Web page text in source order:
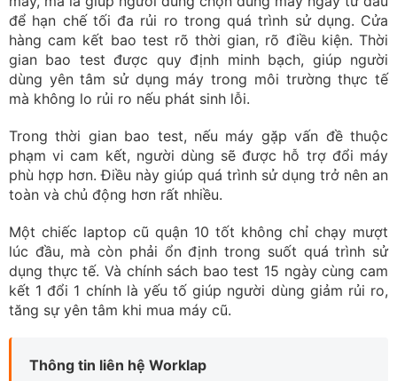
Trong thời gian bao test, nếu máy gặp vấn đề thuộc
phạm vi cam kết, người dùng sẽ được hỗ trợ đổi máy
phù hợp hơn. Điều này giúp quá trình sử dụng trở nên an
toàn và chủ động hơn rất nhiều.
Một chiếc laptop cũ quận 10 tốt không chỉ chạy mượt
lúc đầu, mà còn phải ổn định trong suốt quá trình sử
dụng thực tế. Và chính sách bao test 15 ngày cùng cam
kết 1 đổi 1 chính là yếu tố giúp người dùng giảm rủi ro,
tăng sự yên tâm khi mua máy cũ.
Thông tin liên hệ Worklap
Địa chỉ: 658/6 CMT8, Phường 11, Quận 3, TP.HCM
Hotline:0966.30.30.31